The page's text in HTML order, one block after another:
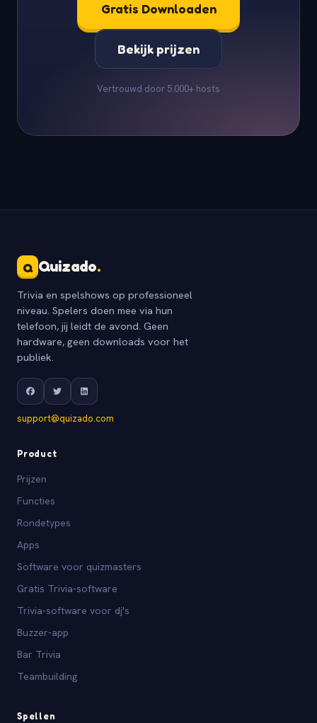
Gratis Downloaden
Bekijk prijzen
Vertrouwd door 5.000+ hosts
Q Quizado.
Trivia en spelshows op professioneel
niveau. Spelers doen mee via hun
telefoon, jij leidt de avond. Geen
hardware, geen downloads voor het
publiek.
support@quizado.com
Product
Prijzen
Functies
Rondetypes
Apps
Software voor quizmasters
Gratis Trivia-software
Trivia-software voor dj's
Buzzer-app
Bar Trivia
Teambuilding
Spellen